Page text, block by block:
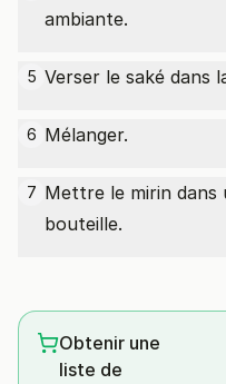
ambiante.
5 Verser le saké dans
6 Mélanger.
7 Mettre le mirin dans
bouteille.
Obtenir une
liste de